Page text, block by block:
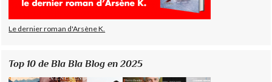
Le dernier roman d'Arsène K.
Top 10 de Bla Bla Blog en 2025